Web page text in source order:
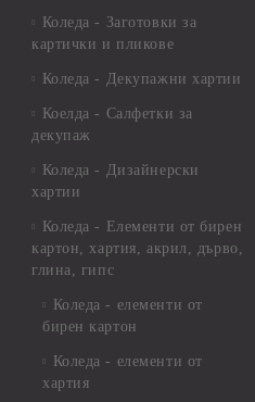
Коледа - Заготовки за
картички и пликове
Коледа - Декупажни хартии
Коелда - Салфетки за
декупаж
Коледа - Дизайнерски
хартии
Коледа - Eлементи от бирен
картон, хартия, акрил, дърво,
глина, гипс
Коледа - елементи от
бирен картон
Коледа - елементи от
хартия